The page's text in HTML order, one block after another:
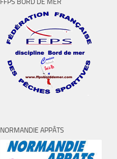
FFPS BORD DE MER
NORMANDIE APPÂTS